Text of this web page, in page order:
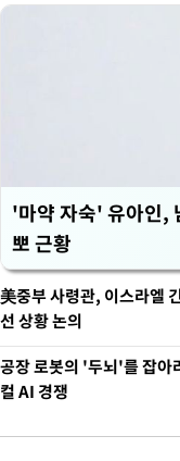
'마약 자숙' 유아인,
뽀 근황
美중부 사령관, 이스라엘
선 상황 논의
공장 로봇의 '두뇌'를 잡
컬 AI 경쟁